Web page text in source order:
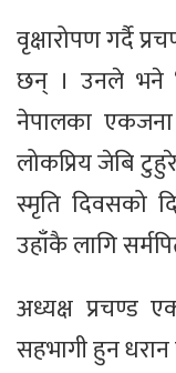
वृक्षारोपण गर्दै
छन् । उनले भने
नेपालका एकजना
लोकप्रिय जेबि
स्मृति दिवसको
उहाँकै लागि
अध्यक्ष प्रचण्ड
सहभागी हुन